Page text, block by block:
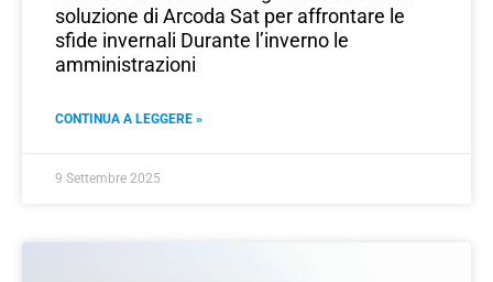
soluzione di Arcoda Sat per affrontare le
sfide invernali Durante l’inverno le
amministrazioni
CONTINUA A LEGGERE »
9 Settembre 2025